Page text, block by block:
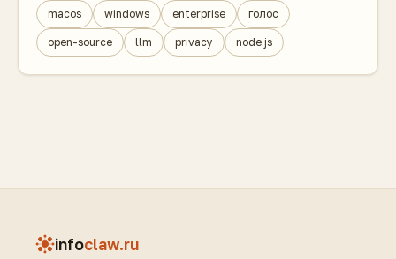
macos windows enterprise голос
open-source llm privacy node.js
infoclaw.ru